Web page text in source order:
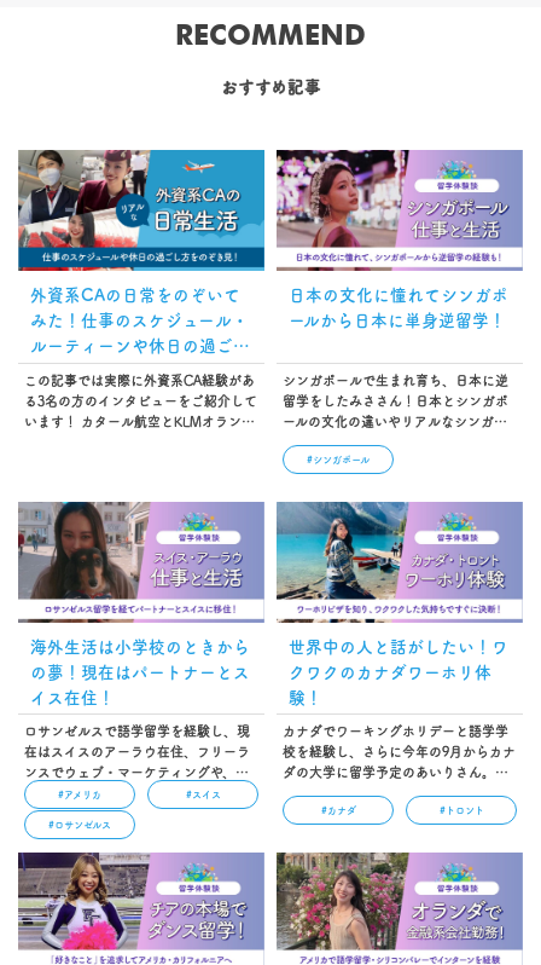
RECOMMEND
おすすめ記事
外資系CAの日常をのぞいて
みた！仕事のスケジュール・
ルーティーンや休日の過ごし
この記事では実際に外資系CA経験があ
る3名の方のインタビューをご紹介して
います！ カタール航空とKLMオランダ
CA留学を目指す人必見の内容になって
います。ぜひ参考にしてください
ね！…
日本の文化に憧れてシンガポ
ールから日本に単身逆留学！
シンガポールで生まれ育ち、日本に逆
留学をしたみささん！日本とシンガポ
ールの文化の違いやリアルなシンガポ
ささんのインタビュー必見です！…
#シンガポール
海外生活は小学校のときから
の夢！現在はパートナーとス
イス在住！
ロサンゼルスで語学留学を経験し、現
在はスイスのアーラウ在住、フリーラ
ンスでウェブ・マーケティングや、ス
イスと日本の会社を繋ぐような仕事を
しているAYANAさん。海外で時間に縛
られず自由な働き方をしたいと思って
いる人も多いのでは？そんな方はぜひ
AYANAさんのインタビューそしてSNS
をチェック！…
#アメリカ #スイス
#ロサンゼルス
世界中の人と話がしたい！ワ
クワクのカナダワーホリ体
験！
カナダでワーキングホリデーと語学学
校を経験し、さらに今年の9月からカナ
ダの大学に留学予定のあいりさん。社
会人になっても挑戦し続ける姿には私
たちにもチャレンジする勇気を与えて
#カナダ #トロント